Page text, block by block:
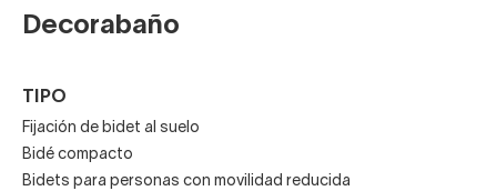
Decorabaño
TIPO
Fijación de bidet al suelo
Bidé compacto
Bidets para personas con movilidad reducida